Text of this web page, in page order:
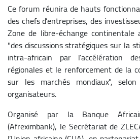
Ce forum réunira de hauts
des chefs d’entreprises, des
Zone de libre-échange continentale
"des discussions stratégiques sur la
intra-africain par l’accélération
régionales et le renforcement de la
sur les marchés mondiaux",
organisateurs.
Organisé par la Banque
(Afreximbank), le Secrétariat de